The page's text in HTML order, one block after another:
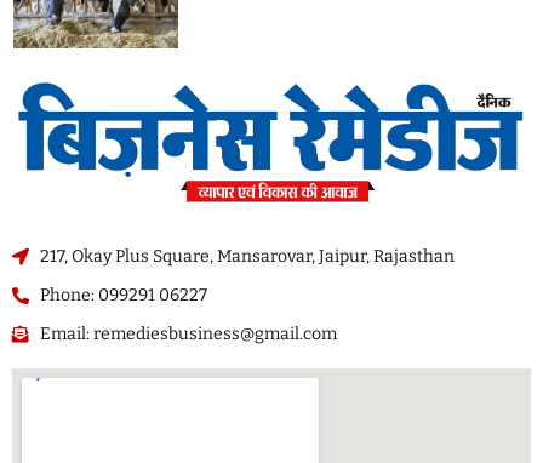
217, Okay Plus Square, Mansarovar, Jaipur, Rajasthan
Phone: 099291 06227
Email: remediesbusiness@gmail.com